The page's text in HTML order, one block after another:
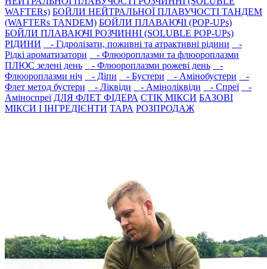
WAFTERs) БОЙЛИ НЕЙТРАЛЬНОЇ ПЛАВУЧОСТІ ТАНДЕМ
(WAFTERs TANDEM) БОЙЛИ ПЛАВАЮЧІ (POP-UPs)
БОЙЛИ ПЛАВАЮЧI РОЗЧИННI (SOLUBLE POP-UPs)
РIДИНИ
- Гідролізати, поживні та атрактивнi рідини
-
Рідкі ароматизатори
- Флюороплазми та флюороплазми
ПЛЮС зелені день
- Флюороплазми рожеві день
-
Флюороплазми ніч
- Дiпи - Бустери - Амінобустери
-
Флет метод бустери
- Лiквiди - Амiнолiквiди - Спреї
-
Амiноспреї ДЛЯ ФЛЕТ ФІДЕРА СТIК МIКСИ БАЗОВІ
МІКСИ І ІНГРЕДІЄНТИ ТАРА РОЗПРОДАЖ